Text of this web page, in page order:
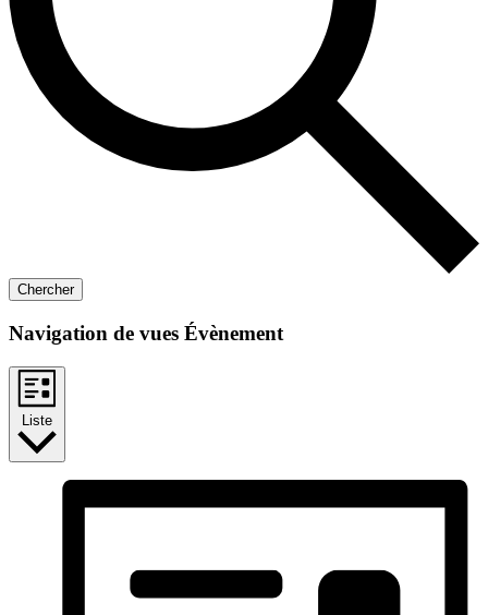
Chercher
Navigation de vues Évènement
Liste